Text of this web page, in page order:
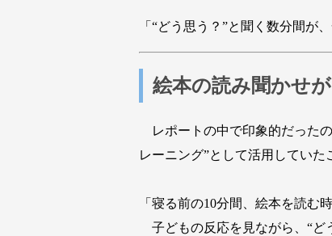
「“どう思う？”と聞く数分間が
絵本の読み聞かせ
レポートの中で印象的だった
レーニング”として活用していた
「寝る前の10分間、絵本を読む
子どもの反応を見ながら、“ど